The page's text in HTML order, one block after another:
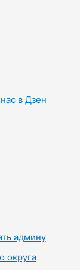
в Дзен
админу
округа